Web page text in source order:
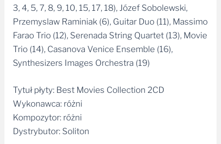
3, 4, 5, 7, 8, 9, 10, 15, 17, 18), Józef Sobolewski,
Przemyslaw Raminiak (6), Guitar Duo (11), Massimo
Farao Trio (12), Serenada String Quartet (13), Movie
Trio (14), Casanova Venice Ensemble (16),
Synthesizers Images Orchestra (19)
Tytuł płyty: Best Movies Collection 2CD
Wykonawca: różni
Kompozytor: różni
Dystrybutor: Soliton